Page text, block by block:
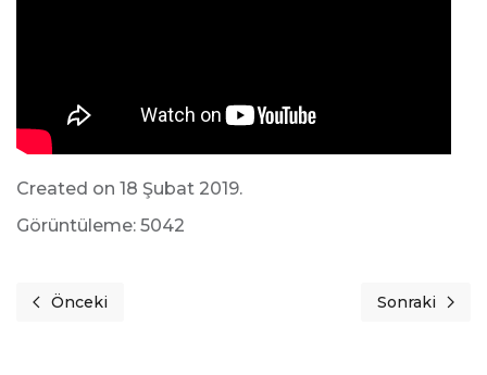
Created on 18 Şubat 2019.
Görüntüleme: 5042
Önceki makale: Söz Şampiyonlarda - Rauf Karahan
Önceki Sonraki
Sonraki